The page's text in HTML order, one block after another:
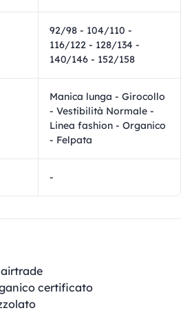
92/98 - 104/110 -
116/122 - 128/134 -
140/146 - 152/158
Manica lunga - Girocollo
- Vestibilità Normale -
Linea fashion - Organico
- Felpata
-
certificato